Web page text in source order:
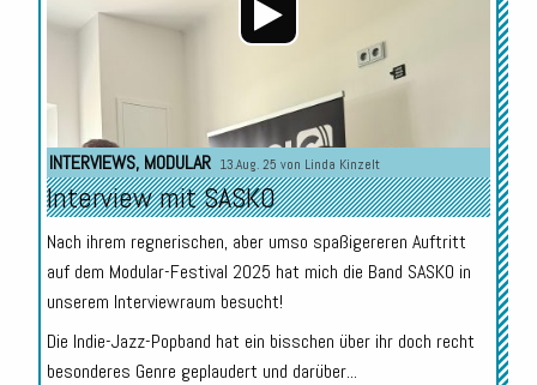
INTERVIEWS, MODULAR 13.Aug. 25 von Linda Kinzelt
Interview mit SASKO
Nach ihrem regnerischen, aber umso spaßigereren Auftritt
auf dem Modular-Festival 2025 hat mich die Band SASKO in
unserem Interviewraum besucht!
Die Indie-Jazz-Popband hat ein bisschen über ihr doch recht
besonderes Genre geplaudert und darüber...